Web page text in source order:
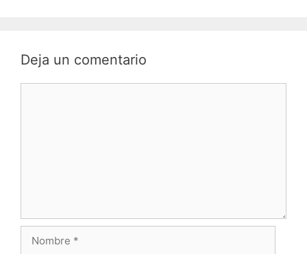
Deja un comentario